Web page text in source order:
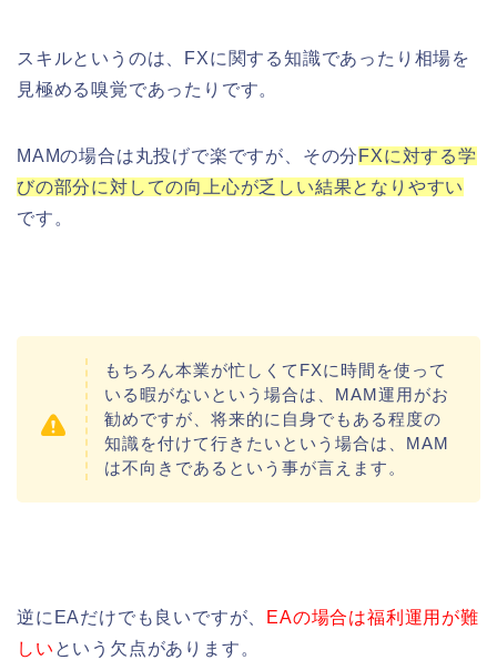
スキルというのは、FXに関する知識であったり相場を
見極める嗅覚であったりです。
MAMの場合は丸投げで楽ですが、その分 FXに対する学
びの部分に対しての向上心が乏しい結果となりやすい
です。
もちろん本業が忙しくてFXに時間を使って
いる暇がないという場合は、MAM運用がお
勧めですが、将来的に自身でもある程度の
知識を付けて行きたいという場合は、MAM
は不向きであるという事が言えます。
逆にEAだけでも良いですが、
EAの場合は福利運用が難
しい という欠点があります。